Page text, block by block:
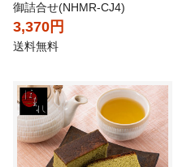
御詰合せ(NHMR-CJ4)
3,370円
送料無料